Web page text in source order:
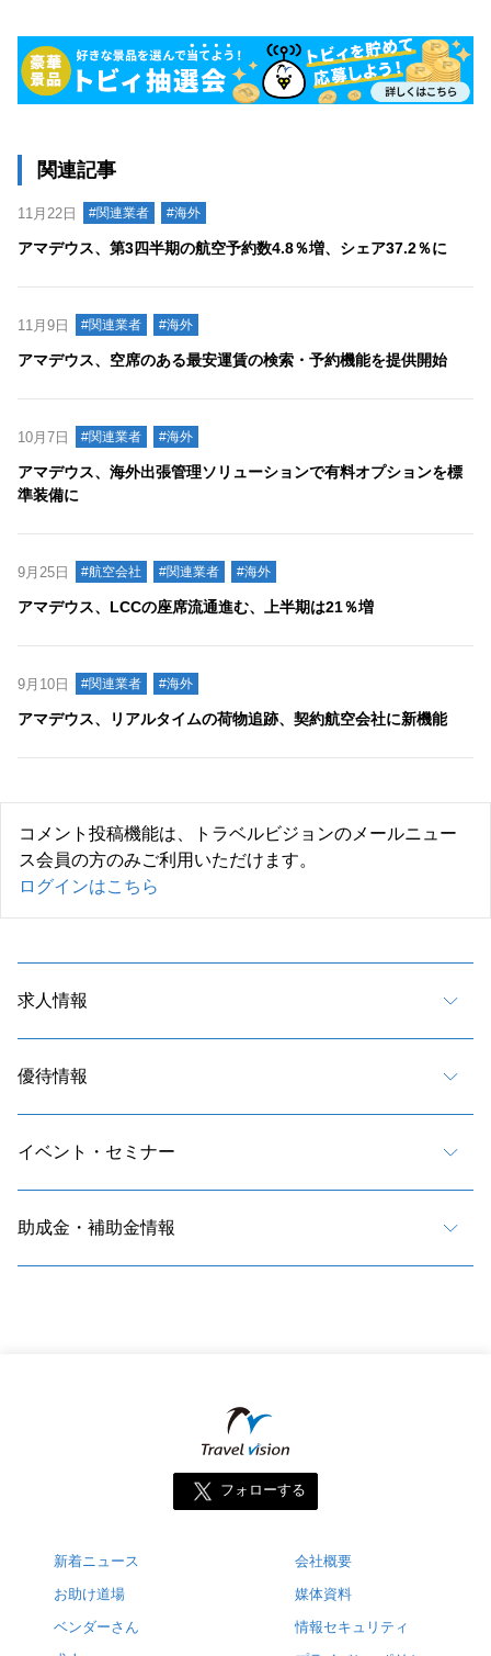
関連記事
11月22日 #関連業者 #海外
アマデウス、第3四半期の航空予約数4.8％増、シェア37.2％に
11月9日 #関連業者 #海外
アマデウス、空席のある最安運賃の検索・予約機能を提供開始
10月7日 #関連業者 #海外
アマデウス、海外出張管理ソリューションで有料オプションを標
準装備に
9月25日 #航空会社 #関連業者 #海外
アマデウス、LCCの座席流通進む、上半期は21％増
9月10日 #関連業者 #海外
アマデウス、リアルタイムの荷物追跡、契約航空会社に新機能
コメント投稿機能は、トラベルビジョンのメールニュー
ス会員の方のみご利用いただけます。
ログインはこちら
求人情報
優待情報
イベント・セミナー
助成金・補助金情報
フォローする
新着ニュース
お助け道場
ベンダーさん
会社概要
媒体資料
情報セキュリティ